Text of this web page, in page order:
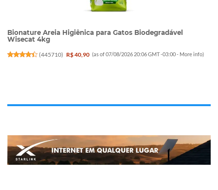
Bionature Areia Higiênica para Gatos Biodegradável
Wisecat 4kg
(445710) R$ 40,90 (as of 07/08/2026 20:06 GMT -03:00 - More info)